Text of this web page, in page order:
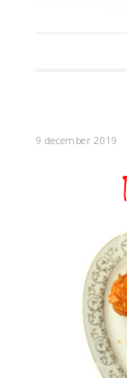
9 december 2019